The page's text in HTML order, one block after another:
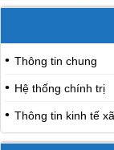
Thông tin chung
Hệ thống chính trị
Thông tin kinh tế